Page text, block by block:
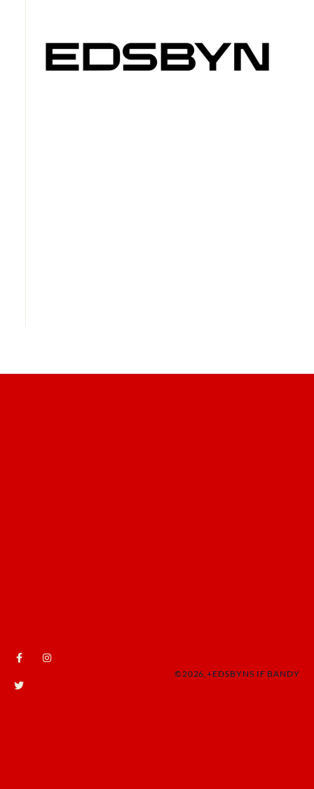
©2026,+EDSBYNS IF BANDY